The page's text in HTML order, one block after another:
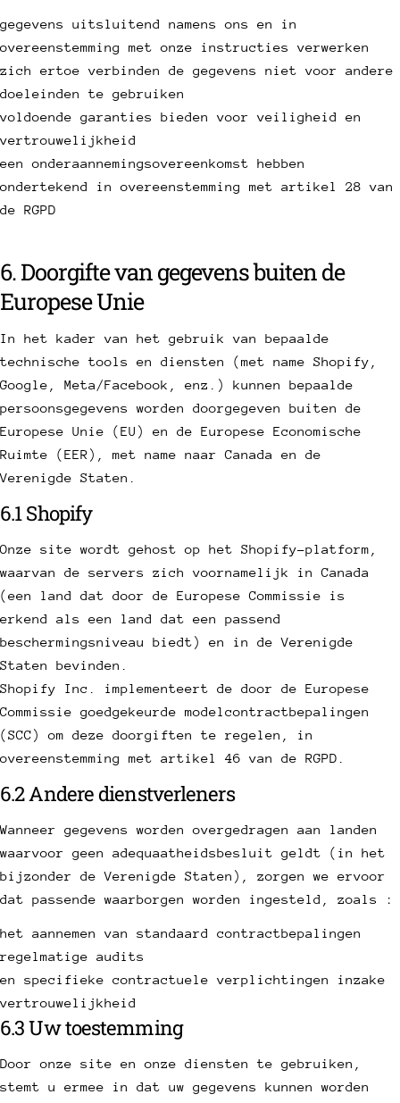
gegevens uitsluitend namens ons en in
overeenstemming met onze instructies verwerken
zich ertoe verbinden de gegevens niet voor andere
doeleinden te gebruiken
voldoende garanties bieden voor veiligheid en
vertrouwelijkheid
een onderaannemingsovereenkomst hebben
ondertekend in overeenstemming met artikel 28 van
de RGPD
6. Doorgifte van gegevens buiten de
Europese Unie
In het kader van het gebruik van bepaalde
technische tools en diensten (met name Shopify,
Google, Meta/Facebook, enz.) kunnen bepaalde
persoonsgegevens worden doorgegeven buiten de
Europese Unie (EU) en de Europese Economische
Ruimte (EER), met name naar Canada en de
Verenigde Staten.
6.1 Shopify
Onze site wordt gehost op het Shopify-platform,
waarvan de servers zich voornamelijk in Canada
(een land dat door de Europese Commissie is
erkend als een land dat een passend
beschermingsniveau biedt) en in de Verenigde
Staten bevinden.
Shopify Inc. implementeert de door de Europese
Commissie goedgekeurde modelcontractbepalingen
(SCC) om deze doorgiften te regelen, in
overeenstemming met artikel 46 van de RGPD.
6.2 Andere dienstverleners
Wanneer gegevens worden overgedragen aan landen
waarvoor geen adequaatheidsbesluit geldt (in het
bijzonder de Verenigde Staten), zorgen we ervoor
dat passende waarborgen worden ingesteld, zoals :
het aannemen van standaard contractbepalingen
regelmatige audits
en specifieke contractuele verplichtingen inzake
vertrouwelijkheid
6.3 Uw toestemming
Door onze site en onze diensten te gebruiken,
stemt u ermee in dat uw gegevens kunnen worden